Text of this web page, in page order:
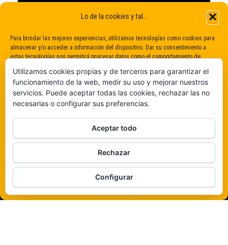
Lo de la cookies y tal...
Para brindar las mejores experiencias, utilizamos tecnologías como cookies para
almacenar y/o acceder a información del dispositivo. Dar su consentimiento a
estas tecnologías nos permitirá procesar datos como el comportamiento de
consentimiento puede afectar negativamente a determinadas características y
funciones.
De ninguna manera
Veámos que hay aquí
Política de cookies
Funciona gracias aWordPress |Tema:Envo Magazine
Utilizamos cookies propias y de terceros para garantizar el
funcionamiento de la web, medir su uso y mejorar nuestros
servicios. Puede aceptar todas las cookies, rechazar las no
necesarias o configurar sus preferencias.
Aceptar todo
Rechazar
Configurar